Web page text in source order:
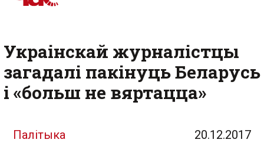
Украінскай журналістцы
загадалі пакінуць Беларусь
і «больш не вяртацца»
Палітыка 20.12.2017